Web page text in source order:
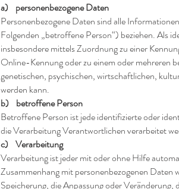
a) personenbezogene Daten
Personenbezogene Daten sind alle
Folgenden „betroffene Person“) beziehen. Als
insbesondere mittels Zuordnung zu einer
Online-Kennung oder zu einem oder mehreren
genetischen, psychischen, wirtschaftlichen,
werden kann.
b) betroffene Person
Betroffene Person ist jede identifizierte oder
die Verarbeitung Verantwortlichen verarbeitet
c) Verarbeitung
Verarbeitung ist jeder mit oder ohne Hilfe
Zusammenhang mit personenbezogenen Daten
Speicherung, die Anpassung oder